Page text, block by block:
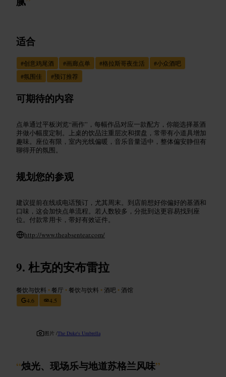
适合
#创意鸡尾酒 #画廊点单 #格拉斯哥夜生活 #小众酒吧
#氛围佳 #预订推荐
可期待的内容
点单通过平板浏览“画作”，每幅作品对应一款配方，你能选择基酒
并做小幅度定制。上桌的饮品注重层次和摆盘，常带有小道具增加
趣味。座位有限，室内光线偏暖，音乐音量适中，整体偏安静但有
聊得开的氛围。
规划您的参观
建议提前在线或电话预订，尤其周末。到店前想好你偏好的基酒和
口味，这会加快点单流程。若人数较多，分批到达更容易找到座
位。付款常用卡，带好有效证件。
http://www.theabsentear.com/
杜克的安布雷拉
餐饮与饮料 •餐厅 •餐饮与饮料 •酒吧 •酒馆
4.6
4.5
图片 /The Duke's Umbrella
“烛光、现场乐与地道苏格兰风味”